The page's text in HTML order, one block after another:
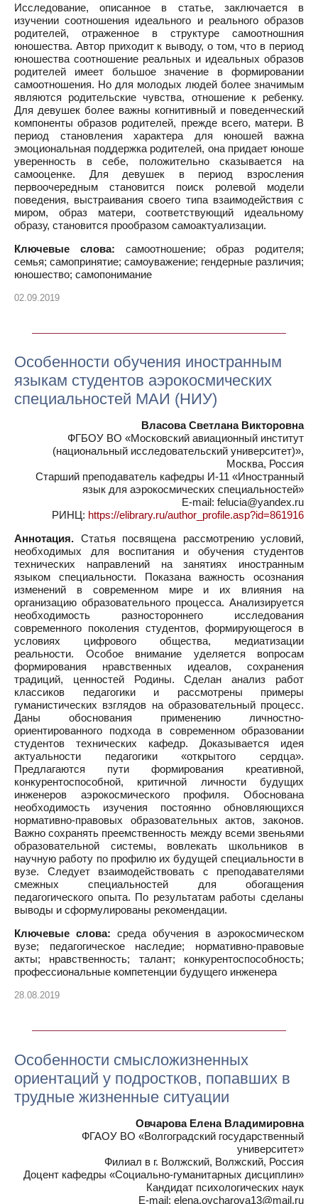
Исследование, описанное в статье, заключается в
изучении соотношения идеального и реального образов
родителей, отраженное в структуре самоотношния
юношества. Автор приходит к выводу, о том, что в период
юношества соотношение реальных и идеальных образов
родителей имеет большое значение в формировании
самоотношения. Но для молодых людей более значимым
являются родительские чувства, отношение к ребенку.
Для девушек более важны когнитивный и поведенческий
компоненты образов родителей, прежде всего, матери. В
период становления характера для юношей важна
эмоциональная поддержка родителей, она придает юноше
уверенность в себе, положительно сказывается на
самооценке. Для девушек в период взросления
первоочередным становится поиск ролевой модели
поведения, выстраивания своего типа взаимодействия с
миром, образ матери, соответствующий идеальному
образу, становится прообразом самоактуализации.
Ключевые слова: самоотношение; образ родителя;
семья; самопринятие; самоуважение; гендерные различия;
юношество; самопонимание
02.09.2019
Особенности обучения иностранным
языкам студентов аэрокосмических
специальностей МАИ (НИУ)
Власова Светлана Викторовна
ФГБОУ ВО «Московский авиационный институт
(национальный исследовательский университет)»,
Москва, Россия
Старший преподаватель кафедры И-11 «Иностранный
язык для аэрокосмических специальностей»
E-mail: felucia@yandex.ru
РИНЦ: https://elibrary.ru/author_profile.asp?id=861916
Аннотация. Статья посвящена рассмотрению условий,
необходимых для воспитания и обучения студентов
технических направлений на занятиях иностранным
языком специальности. Показана важность осознания
изменений в современном мире и их влияния на
организацию образовательного процесса. Анализируется
необходимость разностороннего исследования
современного поколения студентов, формирующегося в
условиях цифрового общества, медиатизации
реальности. Особое внимание уделяется вопросам
формирования нравственных идеалов, сохранения
традиций, ценностей Родины. Сделан анализ работ
классиков педагогики и рассмотрены примеры
гуманистических взглядов на образовательный процесс.
Даны обоснования применению личностно-
ориентированного подхода в современном образовании
студентов технических кафедр. Доказывается идея
актуальности педагогики «открытого сердца».
Предлагаются пути формирования креативной,
конкурентоспособной, критичной личности будущих
инженеров аэрокосмического профиля. Обоснована
необходимость изучения постоянно обновляющихся
нормативно-правовых образовательных актов, законов.
Важно сохранять преемственность между всеми звеньями
образовательной системы, вовлекать школьников в
научную работу по профилю их будущей специальности в
вузе. Следует взаимодействовать с преподавателями
смежных специальностей для обогащения
педагогического опыта. По результатам работы сделаны
выводы и сформулированы рекомендации.
Ключевые слова: среда обучения в аэрокосмическом
вузе; педагогическое наследие; нормативно-правовые
акты; нравственность; талант; конкурентоспособность;
профессиональные компетенции будущего инженера
28.08.2019
Особенности смысложизненных
ориентаций у подростков, попавших в
трудные жизненные ситуации
Овчарова Елена Владимировна
ФГАОУ ВО «Волгоградский государственный
университет»
Филиал в г. Волжский, Волжский, Россия
Доцент кафедры «Социально-гуманитарных дисциплин»
Кандидат психологических наук
E-mail: elena.ovcharova13@mail.ru